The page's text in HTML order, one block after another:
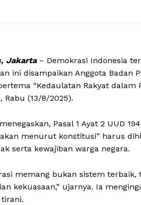
Jakarta– Demokrasi Indonesia
ini disampaikan Anggota Badan
“Kedaulatan Rakyat dalam
Rabu (13/8/2025).
Pasal 1 Ayat 2 UUD
menurut konstitusi” harus
serta kewajiban warga negara.
memang bukan sistem
kekuasaan,” ujarnya. Ia